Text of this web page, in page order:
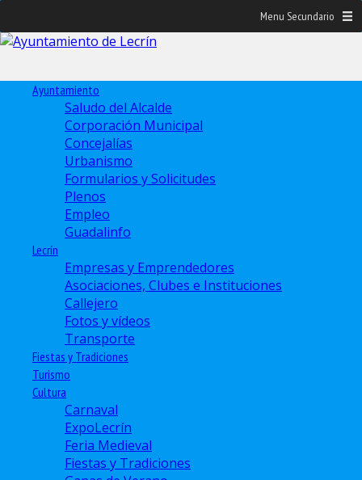
Menu Secundario
Ayuntamiento
Saludo del Alcalde
Corporación Municipal
Concejalías
Urbanismo
Formularios y Solicitudes
Plenos
Empleo
Guadalinfo
Lecrín
Empresas y Emprendedores
Asociaciones, Clubes e Instituciones
Callejero
Fotos y vídeos
Transporte
Fiestas y Tradiciones
Turismo
Cultura
Carnaval
ExpoLecrín
Feria Medieval
Fiestas y Tradiciones